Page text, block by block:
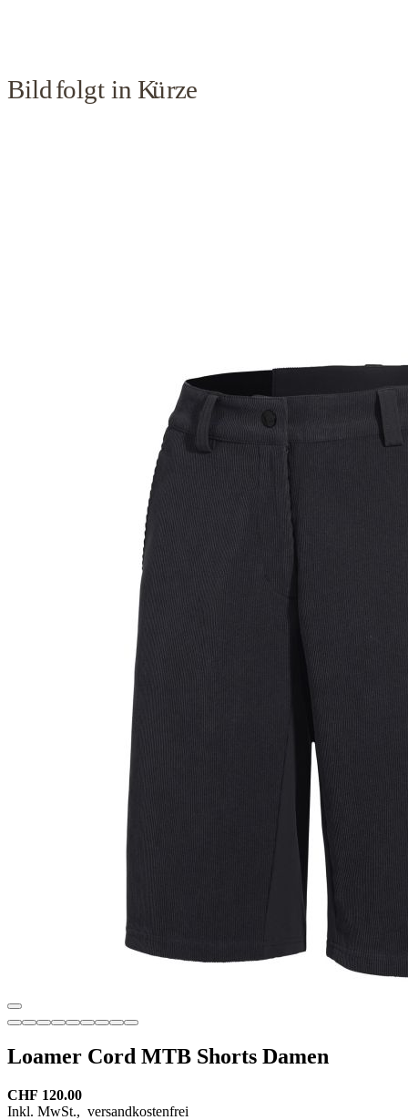
Loamer Cord MTB Shorts Damen
CHF 120.00
Inkl. MwSt., versandkostenfrei